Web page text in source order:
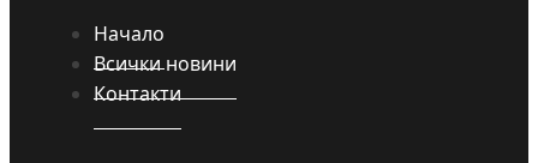
Начало
Всички новини
Контакти